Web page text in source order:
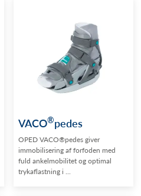
VACO®pedes
OPED VACO®pedes giver
immobilisering af forfoden med
fuld ankelmobilitet og optimal
trykaflastning i ...